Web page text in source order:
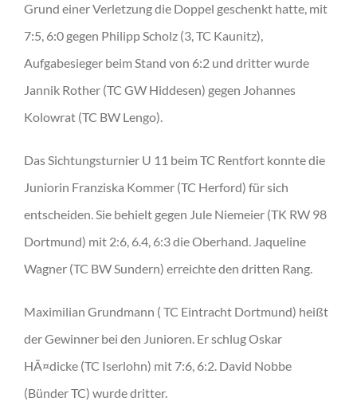
Grund einer Verletzung die Doppel geschenkt hatte, mit
7:5, 6:0 gegen Philipp Scholz (3, TC Kaunitz),
Aufgabesieger beim Stand von 6:2 und dritter wurde
Jannik Rother (TC GW Hiddesen) gegen Johannes
Kolowrat (TC BW Lengo).
Das Sichtungsturnier U 11 beim TC Rentfort konnte die
Juniorin Franziska Kommer (TC Herford) für sich
entscheiden. Sie behielt gegen Jule Niemeier (TK RW 98
Dortmund) mit 2:6, 6.4, 6:3 die Oberhand. Jaqueline
Wagner (TC BW Sundern) erreichte den dritten Rang.
Maximilian Grundmann ( TC Eintracht Dortmund) heißt
der Gewinner bei den Junioren. Er schlug Oskar
HÃ¤dicke (TC Iserlohn) mit 7:6, 6:2. David Nobbe
(Bünder TC) wurde dritter.